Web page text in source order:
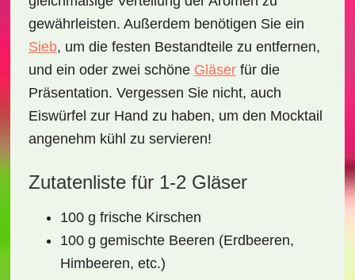
gewährleisten. Außerdem benötigen Sie ein
Sieb, um die festen Bestandteile zu entfernen,
und ein oder zwei schöne Gläserfür die
Präsentation. Vergessen Sie nicht, auch
Eiswürfel zur Hand zu haben, um den Mocktail
angenehm kühl zu servieren!
Zutatenliste für 1-2 Gläser
100 g frische Kirschen
100 g gemischte Beeren (Erdbeeren,
Himbeeren, etc.)